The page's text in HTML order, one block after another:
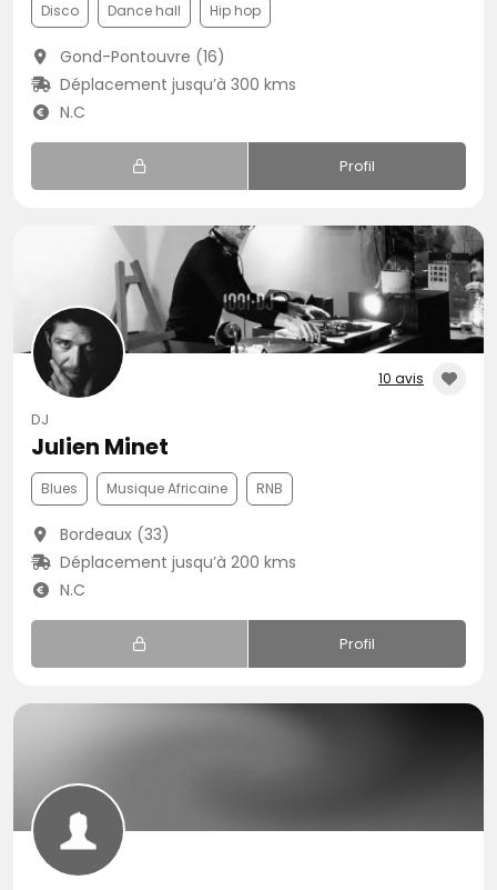
Disco Dance hall Hip hop
Gond-Pontouvre (16)
Déplacement jusqu’à 300 kms
N.C
Profil
10 avis
DJ
Julien Minet
Blues Musique Africaine RNB
Bordeaux (33)
Déplacement jusqu’à 200 kms
N.C
Profil